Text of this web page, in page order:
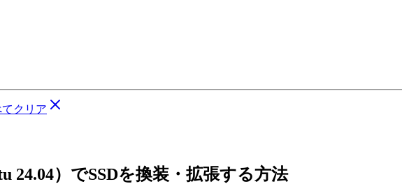
クリア
24.04）でSSDを換装・拡張する方法